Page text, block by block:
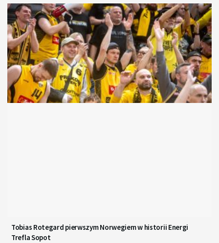
Tobias Rotegard pierwszym Norwegiem w historii Energi
Trefla Sopot